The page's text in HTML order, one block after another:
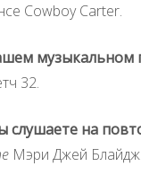
Cowboy Carter.
музыкальном
32.
слушаете на
Мэри Джей Блайдж.